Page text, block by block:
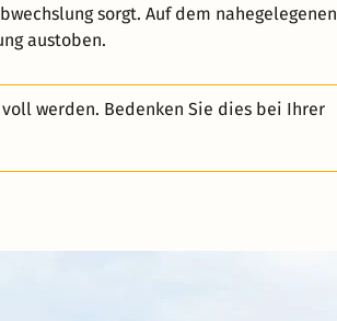
sorgt. Auf dem nahegelegenen
austoben.
werden. Bedenken Sie dies bei Ihrer